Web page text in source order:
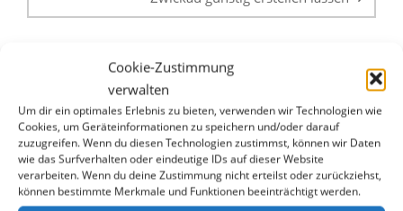
Cookie-Zustimmung
verwalten
Um dir ein optimales Erlebnis zu bieten, verwenden wir Technologien wie
Cookies, um Geräteinformationen zu speichern und/oder darauf
zuzugreifen. Wenn du diesen Technologien zustimmst, können wir Daten
wie das Surfverhalten oder eindeutige IDs auf dieser Website
verarbeiten. Wenn du deine Zustimmung nicht erteilst oder zurückziehst,
können bestimmte Merkmale und Funktionen beeinträchtigt werden.
WHATSAPP & E-MAIL
Ruf Sie uns an